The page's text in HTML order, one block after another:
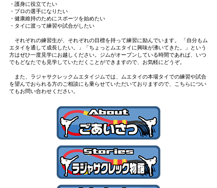
・護身に役立てたい
・プロの選手になりたい
・健康維持のためにスポーツを始めたい
・タイに渡って練習や試合がしたい
それぞれの練習生が、それぞれの目標を持って練習に励んでいます。 「自分もム
エタイを通して成長したい。」「ちょっとムエタイに興味が沸いてきた。」という
方はぜひ一度見学にお越しください。ジムがオープンしている時間であれば、いつ
でもどなたでも見学していただくことができますので、お気軽にどうぞ。
また、ラジャサクレックムエタイジムでは、ムエタイの本場タイでの練習や試合
を望んでおられる方のご相談にも乗らせていただいておりますので、こちらについ
てもお問い合わせください。